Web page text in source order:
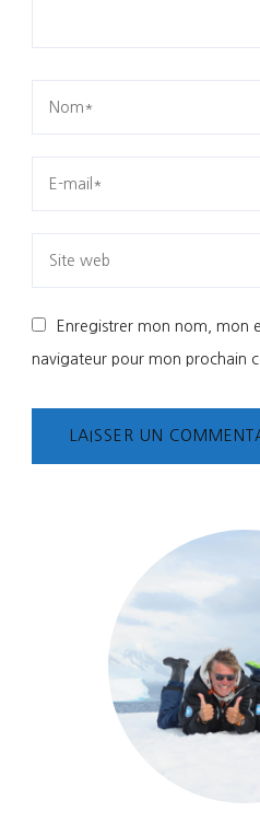
Enregistrer mon nom, mon
navigateur pour mon prochain